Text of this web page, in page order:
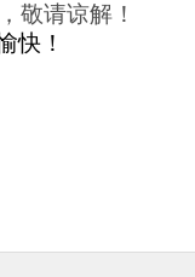
敬请谅解！
快！
华源证券